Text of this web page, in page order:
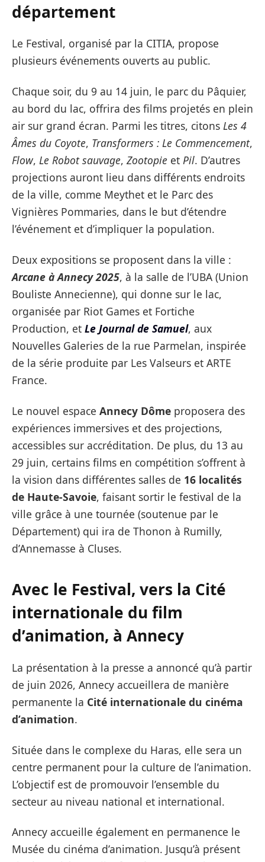
département
Le Festival, organisé par la CITIA, propose
plusieurs événements ouverts au public.
Chaque soir, du 9 au 14 juin, le parc du Pâquier,
au bord du lac, offrira des films projetés en plein
air sur grand écran. Parmi les titres, citons Les 4
Âmes du Coyote, Transformers : Le Commencement,
Flow, Le Robot sauvage, Zootopie et Pil. D’autres
projections auront lieu dans différents endroits
de la ville, comme Meythet et le Parc des
Vignières Pommaries, dans le but d’étendre
l’événement et d’impliquer la population.
Deux expositions se proposent dans la ville :
Arcane à Annecy 2025, à la salle de l’UBA (Union
Bouliste Annecienne), qui donne sur le lac,
organisée par Riot Games et Fortiche
Production, et Le Journal de Samuel, aux
Nouvelles Galeries de la rue Parmelan, inspirée
de la série produite par Les Valseurs et ARTE
France.
Le nouvel espace Annecy Dôme proposera des
expériences immersives et des projections,
accessibles sur accréditation. De plus, du 13 au
29 juin, certains films en compétition s’offrent à
la vision dans différentes salles de 16 localités
de Haute-Savoie, faisant sortir le festival de la
ville grâce à une tournée (soutenue par le
Département) qui ira de Thonon à Rumilly,
d’Annemasse à Cluses.
Avec le Festival, vers la Cité
internationale du film
d’animation, à Annecy
La présentation à la presse a annoncé qu’à partir
de juin 2026, Annecy accueillera de manière
permanente la Cité internationale du cinéma
d’animation.
Située dans le complexe du Haras, elle sera un
centre permanent pour la culture de l’animation.
L’objectif est de promouvoir l’ensemble du
secteur au niveau national et international.
Annecy accueille également en permanence le
Musée du cinéma d’animation. Jusqu’à présent